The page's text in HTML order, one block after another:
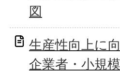
図
生産性向上に
企業者・小規